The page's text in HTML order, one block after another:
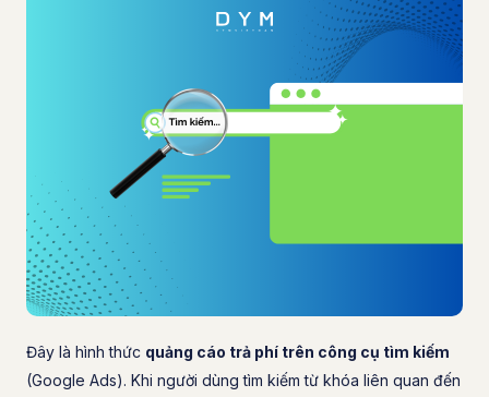
Đây là hình thức quảng cáo trả phí trên công cụ tìm kiếm
(Google Ads). Khi người dùng tìm kiếm từ khóa liên quan đến